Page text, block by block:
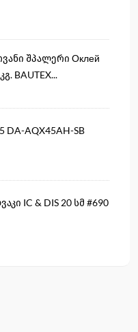
შპალერი Оклей
BAUTEX...
DA-AQX45AH-SB
IC & DIS 20 სმ #690